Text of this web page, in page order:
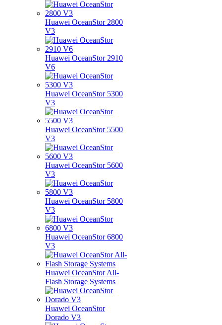
Huawei OceanStor 2800
V3
Huawei OceanStor 2910
V6
Huawei OceanStor 5300
V3
Huawei OceanStor 5500
V3
Huawei OceanStor 5600
V3
Huawei OceanStor 5800
V3
Huawei OceanStor 6800
V3
Huawei OceanStor All-
Flash Storage Systems
Huawei OceanStor
Dorado V3